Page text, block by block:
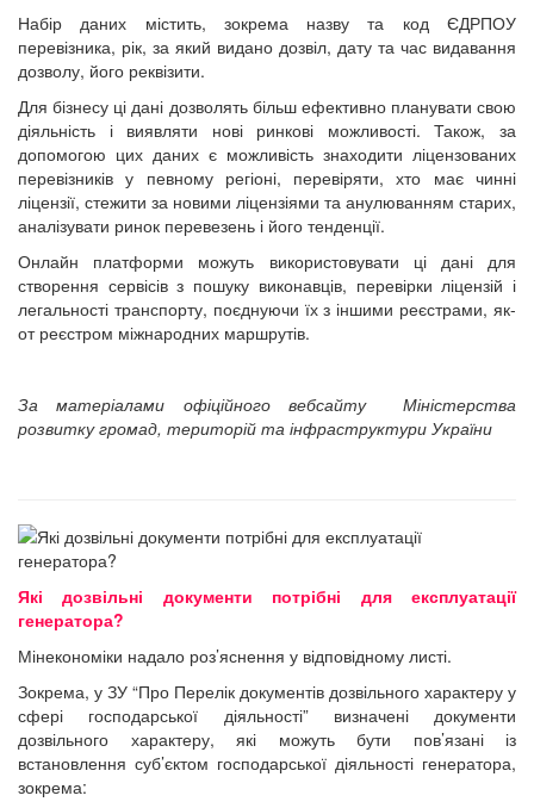
Набір даних містить, зокрема назву та код ЄДРПОУ
перевізника, рік, за який видано дозвіл, дату та час видавання
дозволу, його реквізити.
Для бізнесу ці дані дозволять більш ефективно планувати свою
діяльність і виявляти нові ринкові можливості. Також, за
допомогою цих даних є можливість знаходити ліцензованих
перевізників у певному регіоні, перевіряти, хто має чинні
ліцензії, стежити за новими ліцензіями та анулюванням старих,
аналізувати ринок перевезень і його тенденції.
Онлайн платформи можуть використовувати ці дані для
створення сервісів з пошуку виконавців, перевірки ліцензій і
легальності транспорту, поєднуючи їх з іншими реєстрами, як-
от реєстром міжнародних маршрутів.
За матеріалами офіційного вебсайту Міністерства
розвитку громад, територій та інфраструктури України
Які дозвільні документи потрібні для експлуатації
генератора?
Мінекономіки надало роз’яснення у відповідному листі.
Зокрема, у ЗУ “Про Перелік документів дозвільного характеру у
сфері господарської діяльності” визначені документи
дозвільного характеру, які можуть бути пов’язані із
встановлення суб’єктом господарської діяльності генератора,
зокрема: